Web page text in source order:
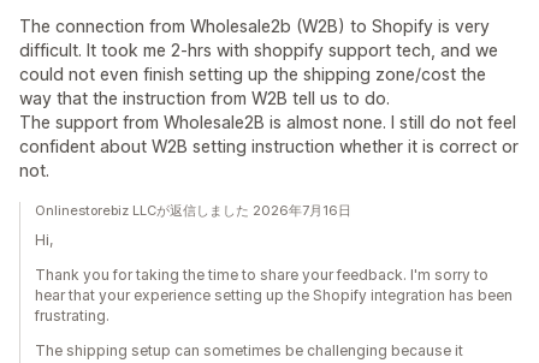
The connection from Wholesale2b (W2B) to Shopify is very
difficult. It took me 2-hrs with shoppify support tech, and we
could not even finish setting up the shipping zone/cost the
way that the instruction from W2B tell us to do.
The support from Wholesale2B is almost none. I still do not feel
confident about W2B setting instruction whether it is correct or
not.
Onlinestorebiz LLCが返信しました 2026年7月16日
Hi,
Thank you for taking the time to share your feedback. I'm sorry to
hear that your experience setting up the Shopify integration has been
frustrating.
The shipping setup can sometimes be challenging because it